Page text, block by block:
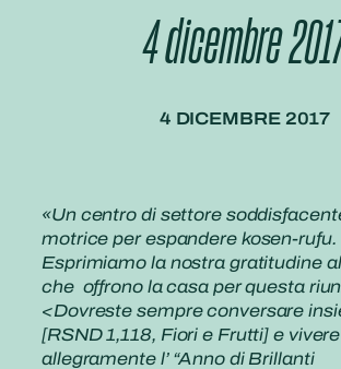
4 dicembre
4 DICEMBRE 2017
«Un centro di settore
motrice per espandere kosen-rufu.
Esprimiamo la nostra gratitudine
che offrono la casa per questa
<Dovreste sempre conversare
[RSND 1,118, Fiori e Frutti] e vivere
allegramente l’ “Anno di Brillanti